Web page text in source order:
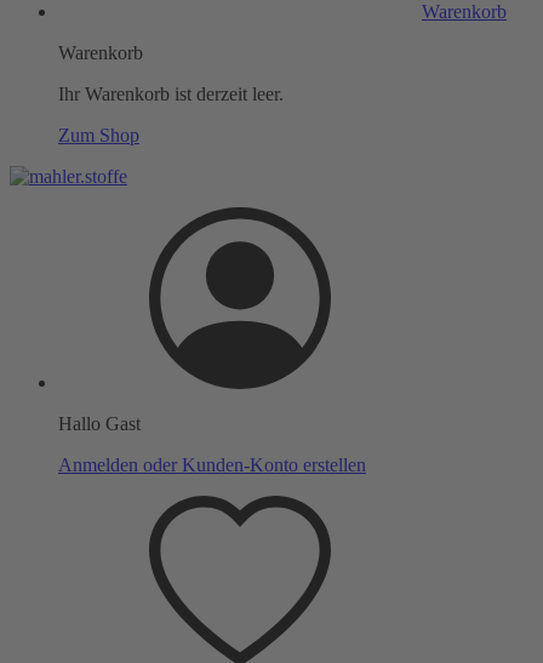
Warenkorb
Warenkorb
Ihr Warenkorb ist derzeit leer.
Zum Shop
Hallo Gast
Anmelden oder Kunden-Konto erstellen